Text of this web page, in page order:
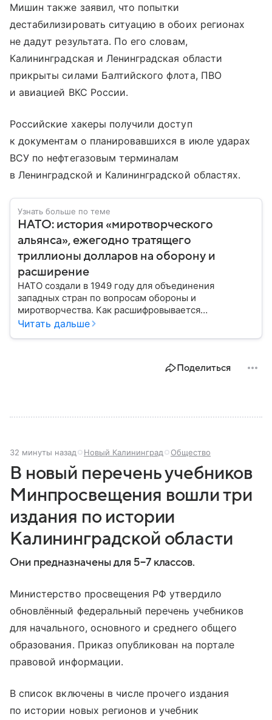
Мишин также заявил, что попытки
дестабилизировать ситуацию в обоих регионах
не дадут результата. По его словам,
Калининградская и Ленинградская области
прикрыты силами Балтийского флота, ПВО
и авиацией ВКС России.
Российские хакеры получили доступ
к документам о планировавшихся в июле ударах
ВСУ по нефтегазовым терминалам
в Ленинградской и Калининградской областях.
Узнать больше по теме
НАТО: история «миротворческого
альянса», ежегодно тратящего
триллионы долларов на оборону и
расширение
НАТО создали в 1949 году для объединения
западных стран по вопросам обороны и
миротворчества. Как расшифровывается
аббревиатура, для чего задумывали группировку и к
Читать дальше
Поделиться
32 минуты назад Новый Калининград Общество
В новый перечень учебников
Минпросвещения вошли три
издания по истории
Калининградской области
Они предназначены для 5−7 классов.
Министерство просвещения РФ утвердило
обновлённый федеральный перечень учебников
для начального, основного и среднего общего
образования. Приказ опубликован на портале
правовой информации.
В список включены в числе прочего издания
по истории новых регионов и учебник